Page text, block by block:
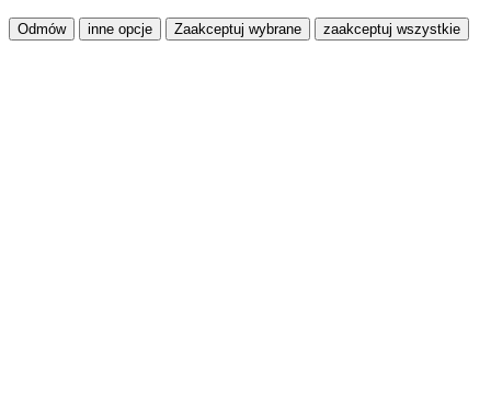
Odmów inne opcje Zaakceptuj wybrane zaakceptuj wszystkie